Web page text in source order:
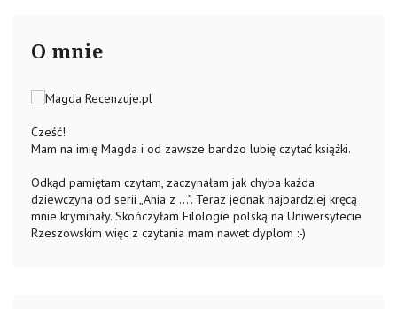
O mnie
Cześć!
Mam na imię Magda i od zawsze bardzo lubię czytać książki.
Odkąd pamiętam czytam, zaczynałam jak chyba każda
dziewczyna od serii „Ania z …”. Teraz jednak najbardziej kręcą
mnie kryminały. Skończyłam Filologie polską na Uniwersytecie
Rzeszowskim więc z czytania mam nawet dyplom :-)